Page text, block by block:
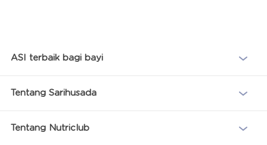
ASI terbaik bagi bayi
Tentang Sarihusada
Tentang Nutriclub